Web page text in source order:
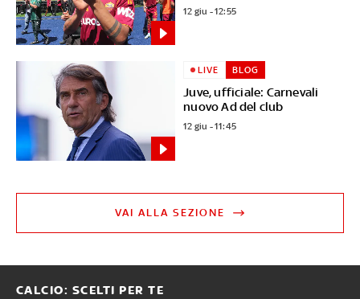
12 giu - 12:55
Juve, ufficiale: Carnevali
nuovo Ad del club
LIVE BLOG
12 giu - 11:45
VAI ALLA SEZIONE
CALCIO: SCELTI PER TE